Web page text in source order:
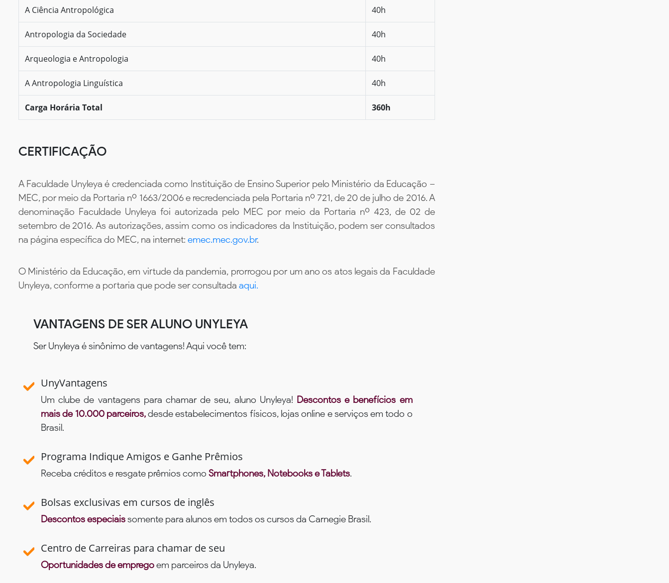
A Ciência Antropológica 40h
Antropologia da Sociedade 40h
Arqueologia e Antropologia 40h
A Antropologia Linguística 40h
Carga Horária Total 360h
CERTIFICAÇÃO
A Faculdade Unyleya é credenciada como Instituição de Ensino Superior pelo Ministério da Educação –
MEC, por meio da Portaria nº 1663/2006 e recredenciada pela Portaria nº 721, de 20 de julho de 2016. A
denominação Faculdade Unyleya foi autorizada pelo MEC por meio da Portaria nº 423, de 02 de
setembro de 2016. As autorizações, assim como os indicadores da Instituição, podem ser consultados
na página específica do MEC, na internet: emec.mec.gov.br.
O Ministério da Educação, em virtude da pandemia, prorrogou por um ano os atos legais da Faculdade
Unyleya, conforme a portaria que pode ser consultada aqui.
VANTAGENS DE SER ALUNO UNYLEYA
Ser Unyleya é sinônimo de vantagens! Aqui você tem:
UnyVantagens
Um clube de vantagens para chamar de seu, aluno Unyleya! Descontos e benefícios em
mais de 10.000 parceiros,desde estabelecimentos físicos, lojas online e serviços em todo o
Brasil.
Programa Indique Amigos e Ganhe Prêmios
Receba créditos e resgate prêmios como Smartphones, Notebooks e Tablets.
Bolsas exclusivas em cursos de inglês
Descontos especiaissomente para alunos em todos os cursos da Carnegie Brasil.
Centro de Carreiras para chamar de seu
Oportunidades de empregoem parceiros da Unyleya.